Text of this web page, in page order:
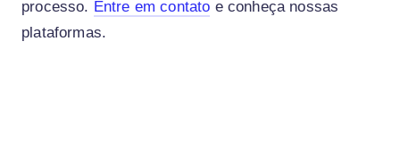
processo. Entre em contato e conheça nossas
plataformas.